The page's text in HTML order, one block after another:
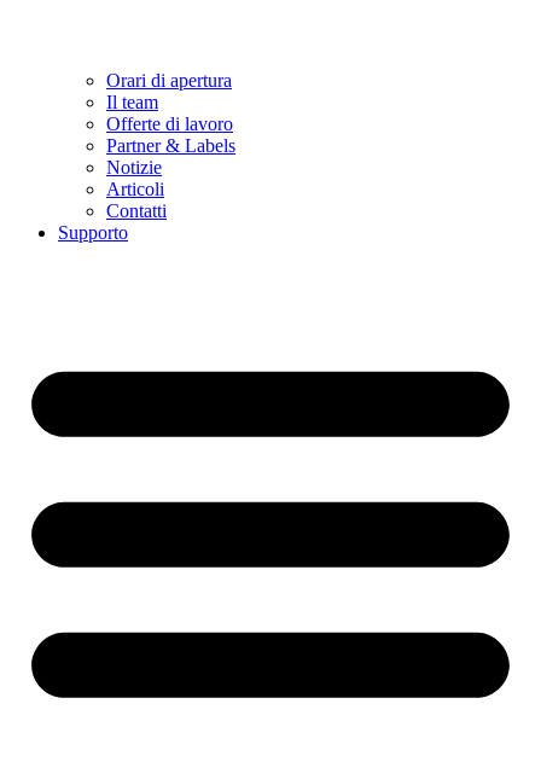
Orari di apertura
Il team
Offerte di lavoro
Partner & Labels
Notizie
Articoli
Contatti
Supporto